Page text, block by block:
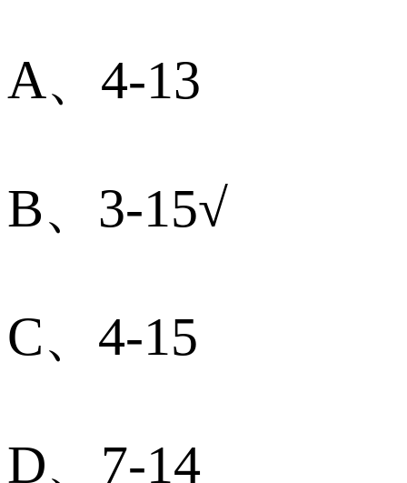
A、4-13
B、3-15√
C、4-15
D、7-14